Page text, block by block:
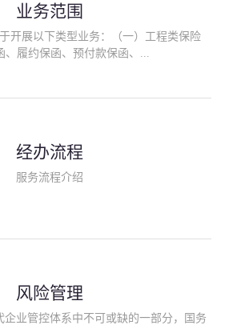
业务范围
开展以下类型业务：（一）工程类保险
、履约保函、预付款保函、...
保险/自然灾害公众责任保险、精神病监护
次保险、科技保险等）；（三）传统财产
投标业务。随着业务的开展，华西经纪会
、优质的保险经纪服务。
经办流程
服务流程介绍
风险管理
企业管控体系中不可或缺的一部分，国务